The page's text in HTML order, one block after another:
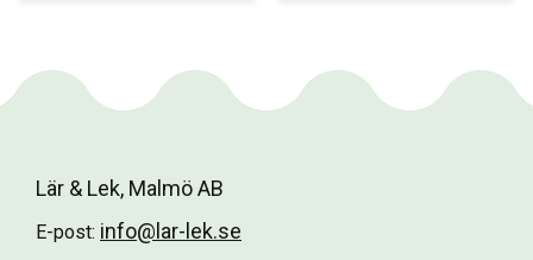
Lär & Lek, Malmö AB
E-post: info@lar-lek.se